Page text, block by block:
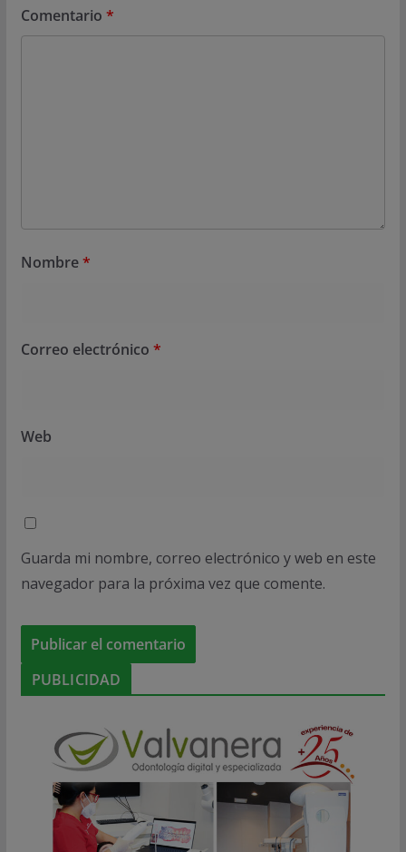
Comentario *
Nombre*
Correo electrónico *
Web
Guarda mi nombre, correo electrónico y web en este
navegador para la próxima vez que comente.
PUBLICIDAD